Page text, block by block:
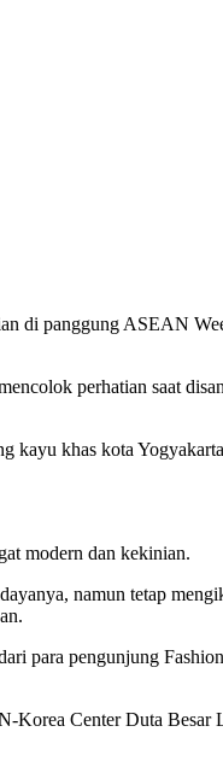
di panggung ASEAN
perhatian saat
kayu khas kota
modern dan kekinian.
namun tetap
para pengunjung
Korea Center Duta